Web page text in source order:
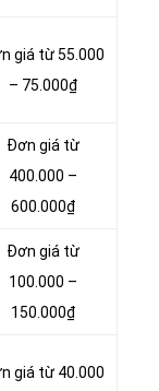
giá từ 55.000
– 75.000₫
Đơn giá từ
400.000 –
600.000₫
Đơn giá từ
100.000 –
150.000₫
giá từ 40.000